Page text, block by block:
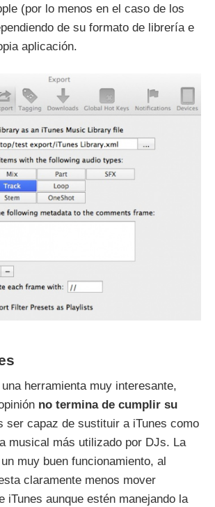
(por lo menos en el caso de los
de su formato de librería e
aplicación.
herramienta muy interesante,
no termina de cumplir su
ser capaz de sustituir a iTunes como
musical más utilizado por DJs. La
muy buen funcionamiento, al
claramente menos mover
iTunes aunque estén manejando la